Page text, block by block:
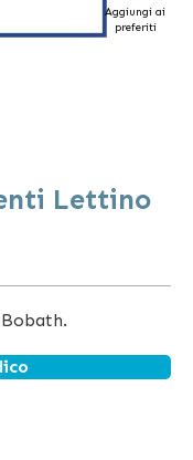
Aggiungi ai
preferiti
Lettino